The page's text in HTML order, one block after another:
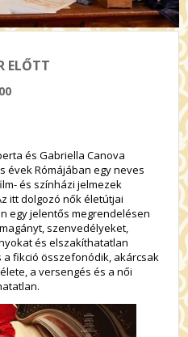
ELŐTT
és Gabriella Canova
évek Rómájában egy neves
és színházi jelmezek
itt dolgozó nők életútjai
egy jelentős megrendelésen
szenvedélyeket,
és elszakíthatatlan
fikció összefonódik, akárcsak
a versengés és a női